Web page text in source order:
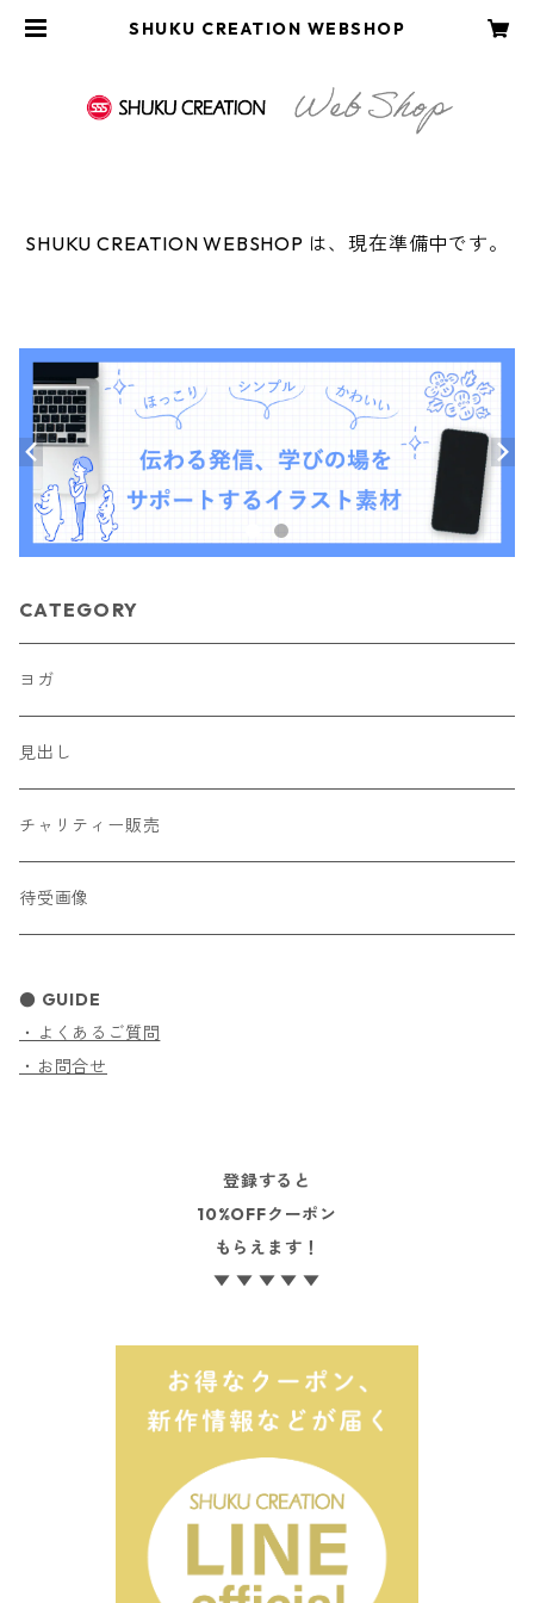
SHUKU CREATION WEBSHOP
SHUKU CREATION WEBSHOP は、現在準備中です。
CATEGORY
ヨガ
見出し
チャリティー販売
待受画像
● GUIDE
・よくあるご質問
・お問合せ
登録すると
10%OFFクーポン
もらえます！
▼ ▼ ▼ ▼ ▼